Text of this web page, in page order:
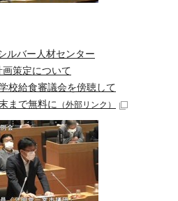
ルバー人材センター
策定について
校給食審議会を傍聴して
まで無料に （外部リンク）